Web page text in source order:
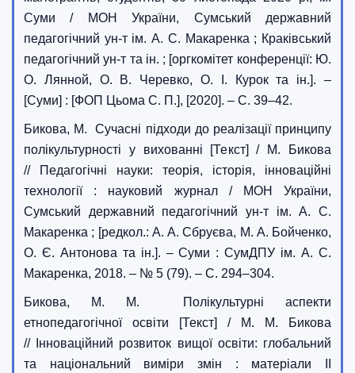
Суми / МОН України, Сумський державний
педагогічний ун-т ім. А. С. Макаренка ; Краківський
педагогічний ун-т та ін. ; [оргкомітет конференції: Ю.
О. Лянной, О. В. Черевко, О. І. Курок та ін.]. –
[Суми] : [ФОП Цьома С. П.], [2020]. – С. 39–42.
Бикова, М. Сучасні підходи до реалізації принципу
полікультурності у вихованні [Текст] / М. Бикова
// Педагогічні науки: теорія, історія, інноваційні
технології : науковий журнал / МОН України,
Сумський державний педагогічний ун-т ім. А. С.
Макаренка ; [редкол.: А. А. Сбруєва, М. А. Бойченко,
О. Є. Антонова та ін.]. – Суми : СумДПУ ім. А. С.
Макаренка, 2018. – № 5 (79). – С. 294–304.
Бикова, М. М. Полікультурні аспекти
етнопедагогічної освіти [Текст] / М. М. Бикова
// Інноваційний розвиток вищої освіти: глобальний
та національний виміри змін : матеріали II